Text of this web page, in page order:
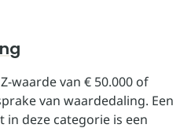
waarde van € 50.000 of
van waardedaling. Een
in deze categorie is een